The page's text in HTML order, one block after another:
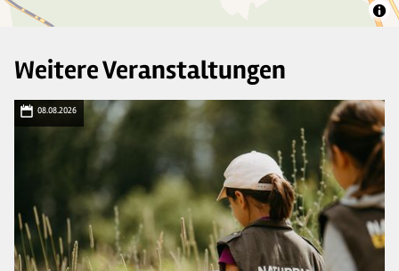
Weitere Veranstaltungen
08.08.2026